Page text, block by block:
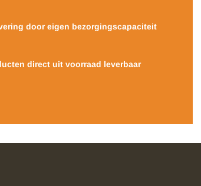
door eigen bezorgingscapaciteit
direct uit voorraad leverbaar